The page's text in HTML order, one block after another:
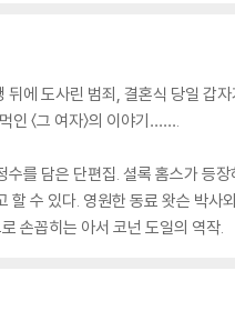
에 도사린 범죄, 결혼식 당일 갑
인 〈그 여자〉의 이야기…….
를 담은 단편집. 셜록 홈스가 등
할 수 있다. 영원한 동료 왓슨 박
손꼽히는 아서 코넌 도일의 역작.